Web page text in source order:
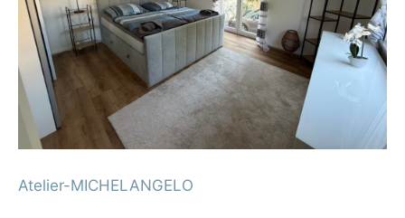
Atelier-MICHELANGELO